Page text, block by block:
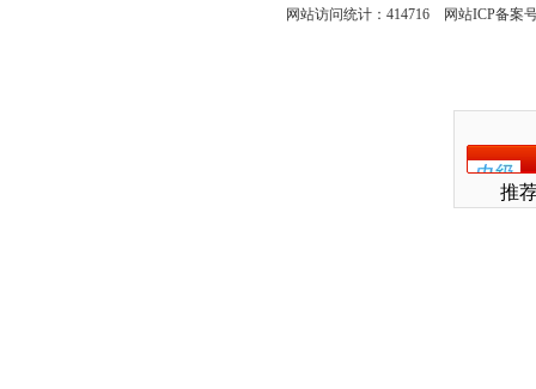
网站访问统计：414716 网站ICP备案
推